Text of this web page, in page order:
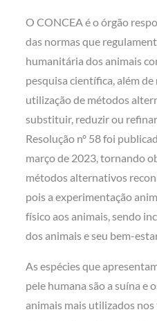
O CONCEA é o órgão
das normas que
humanitária dos animais
pesquisa científica, além
utilização de métodos
substituir, reduzir ou
Resolução nº 58 foi
março de 2023, tornando
métodos alternativos
pois a experimentação
físico aos animais, sendo
dos animais e seu bem-
As espécies que
pele humana são a suína e
animais mais utilizados